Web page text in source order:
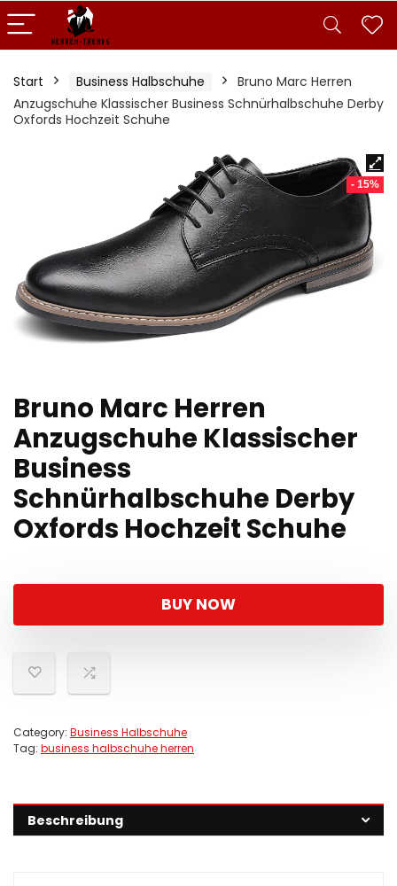
Start Business Halbschuhe
Bruno Marc Herren
Anzugschuhe Klassischer Business Schnürhalbschuhe Derby
Oxfords Hochzeit Schuhe
- 15%
Bruno Marc Herren
Anzugschuhe Klassischer
Business
Schnürhalbschuhe Derby
Oxfords Hochzeit Schuhe
BUY NOW
Category: Business Halbschuhe
Tag: business halbschuhe herren
Beschreibung